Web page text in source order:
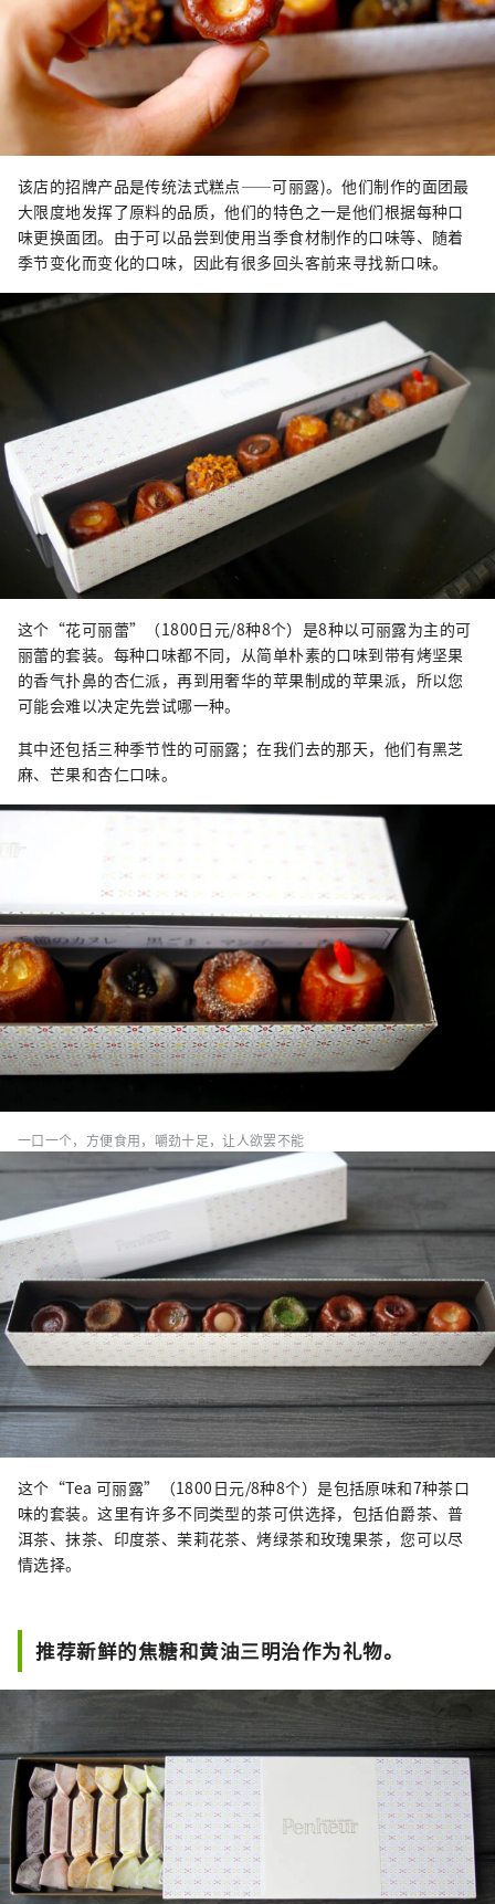
该店的招牌产品是传统法式糕点——可丽露)。他们制作的面团最
大限度地发挥了原料的品质，他们的特色之一是他们根据每种口
味更换面团。由于可以品尝到使用当季食材制作的口味等、随着
季节变化而变化的口味，因此有很多回头客前来寻找新口味。
这个“花可丽蕾”（1800日元/8种8个）是8种以可丽露为主的可
丽蕾的套装。每种口味都不同，从简单朴素的口味到带有烤坚果
的香气扑鼻的杏仁派，再到用奢华的苹果制成的苹果派，所以您
可能会难以决定先尝试哪一种。
其中还包括三种季节性的可丽露；在我们去的那天，他们有黑芝
麻、芒果和杏仁口味。
一口一个，方便食用，嚼劲十足，让人欲罢不能
这个“Tea 可丽露”（1800日元/8种8个）是包括原味和7种茶口
味的套装。这里有许多不同类型的茶可供选择，包括伯爵茶、普
洱茶、抹茶、印度茶、茉莉花茶、烤绿茶和玫瑰果茶，您可以尽
情选择。
推荐新鲜的焦糖和黄油三明治作为礼物。